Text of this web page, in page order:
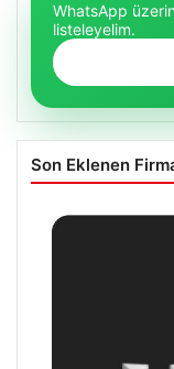
WhatsApp
listeleyelim.
Son Eklenen